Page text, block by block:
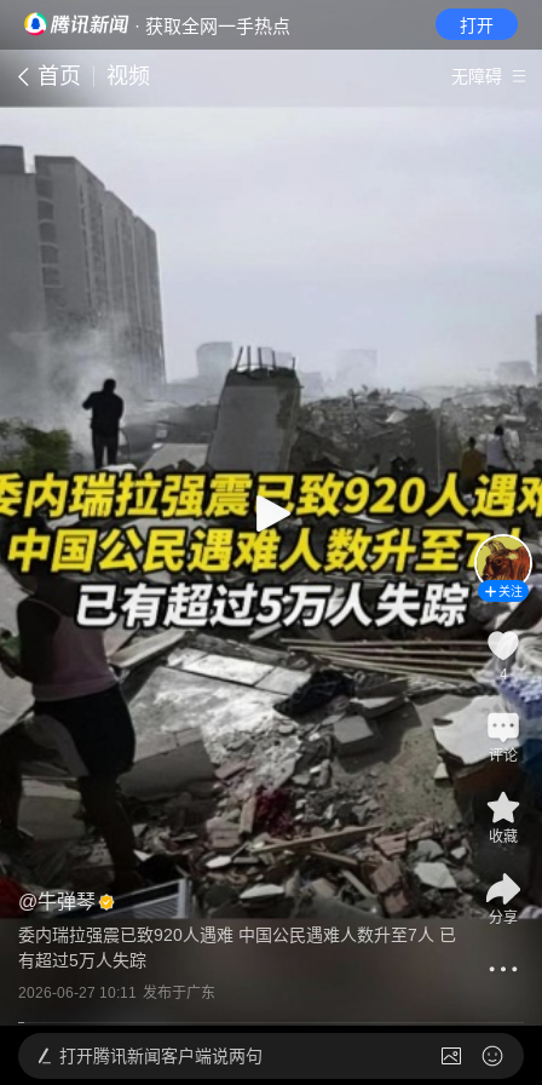
· 获取全网一手热点 打开
首页 视频 无障碍
@牛弹琴
委内瑞拉强震已致920人遇难 中国公民遇难人数升至7人 已
有超过5万人失踪
2026-06-27 10:11 发布于广东
关注
4
评论
收藏
分享
打开腾讯新闻客户端说两句